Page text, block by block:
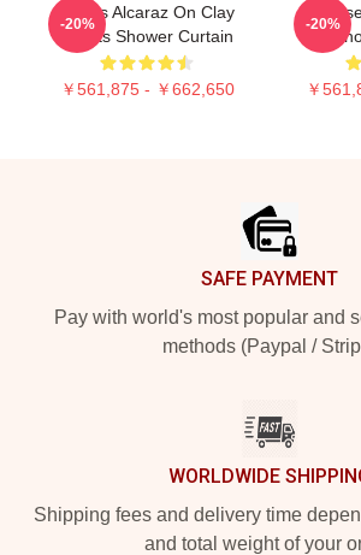
Carlos Alcaraz On Clay
Courts Shower Curtain
￥561,875 - ￥662,650
-20%
￥
-20%
SAFE PAYMENT
Pay with world's most popular and
methods (Paypal /
WORLDWIDE
Shipping fees and delivery time
and total weight of your